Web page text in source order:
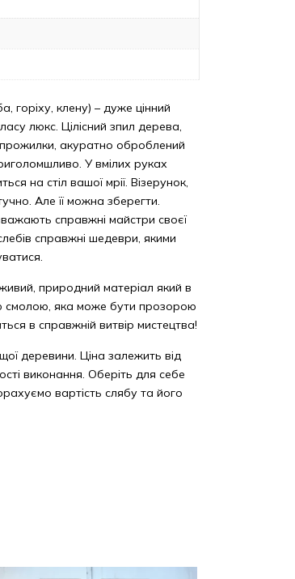
горіху, клену) – дуже цінний
люкс. Цілісний зпил дерева,
прожилки, акуратно оброблений
У вмілих руках
на стіл вашої мрії. Візерунок,
Але її можна зберегти.
справжні майстри своєї
справжні шедеври, якими
природний матеріал який в
смолою, яка може бути прозорою
в справжній витвір мистецтва!
деревини. Ціна залежить від
виконання. Оберіть для себе
вартість слябу та його